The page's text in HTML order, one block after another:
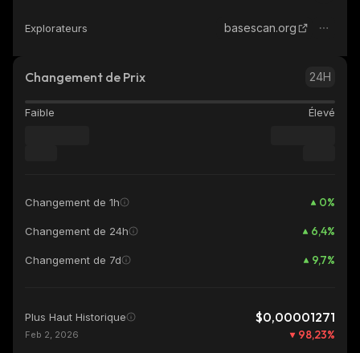
Explorateurs basescan.org
Changement de Prix 24H
Faible Élevé
Changement de 1h 0%
Changement de 24h 6,4%
Changement de 7d 9,7%
Plus Haut Historique $0,00001271
Feb 2, 2026 98,23%